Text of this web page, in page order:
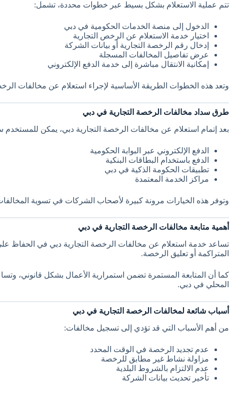
تتم عملية الاستعلام بشكل بسيط عبر خطوات محددة، تشمل:
الدخول إلى منصة الخدمات الحكومية في دبي
اختيار خدمة الاستعلام عن الرخص التجارية
إدخال رقم الرخصة التجارية أو بيانات الشركة
عرض تفاصيل المخالفات المسجلة
إمكانية الانتقال مباشرة إلى خدمة الدفع الإلكتروني
وتعد هذه الخطوات الطريقة الأساسية لإجراء استعلام عن مخالفات
طرق سداد مخالفات الرخصة التجارية في دبي
بعد إتمام استعلام عن مخالفات الرخصة التجارية دبي، يمكن
الدفع الإلكتروني عبر البوابة الحكومية
الدفع باستخدام البطاقات البنكية
تطبيقات الحكومة الذكية في دبي
مراكز الخدمة المعتمدة
وتوفر هذه الخيارات مرونة كبيرة لأصحاب الشركات في تسوية
أهمية متابعة مخالفات الرخصة التجارية في دبي
تساعد خدمة استعلام عن مخالفات الرخصة التجارية دبي في الحفاظ
المتراكمة أو تعليق الرخصة.
كما أن المتابعة المستمرة تضمن استمرارية الأعمال بشكل قانوني،
المحلي في دبي.
أسباب شائعة لمخالفات الرخصة التجارية في دبي
من أهم الأسباب التي قد تؤدي إلى تسجيل مخالفات:
عدم تجديد الرخصة في الوقت المحدد
مزاولة نشاط غير مطابق للرخصة
عدم الالتزام بالشروط البلدية
تأخير تحديث بيانات الشركة